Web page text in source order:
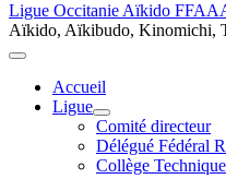
Ligue Occitanie Aïkido
Aïkido, Aïkibudo, Kinomichi,
Accueil
Ligue
Comité directeur
Délégué Fédéral
Collège